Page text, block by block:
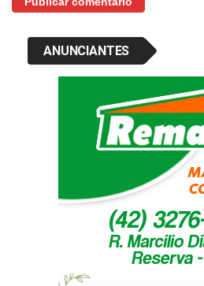
ANUNCIANTES